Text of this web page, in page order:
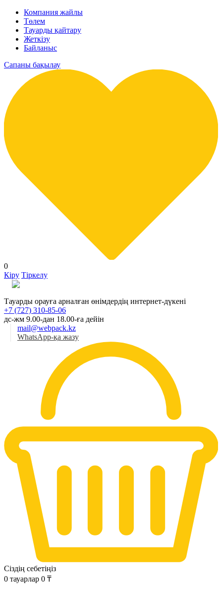
Компания жайлы
Төлем
Тауарды қайтару
Жеткізу
Байланыс
Сапаны бақылау
0
Кіру Тіркелу
Тауарды орауға арналған өнімдердің интернет-дүкені
+7 (727) 310-85-06
дс-жм 9.00-дан 18.00-ға дейін
mail@webpack.kz
WhatsApp-қа жазу
Сіздің себетіңіз
0 тауарлар 0 ₸